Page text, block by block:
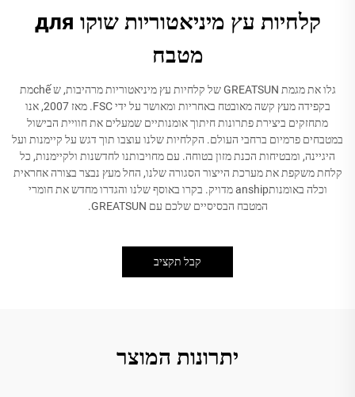
קלחיות עץ מיניאטוריות שוקו для
מטבח
גלו את מגמת GREATSUN של קלחיות עץ מיניאטוריות מרהיבות, ש chếמת
בקפידה מעץ קשה מאובטח באחריות ומאושר על ידי FSC. מאז 2007, אנו
מתחזקים ביצירת פתרונות חיתוך אומנותיים שמעלים את חוויית הבישול
במטבחים פרמיום ברחבי העולם. הקלחיות שלנו עוצבו תוך דגש על קיימנות ועל
היגיינה, ומבטיחות הכנת מזון בטוחה. עם מחויבותנו לחדשנות ולקיימנות, כל
קלחת משקפת את מערכת הייצור הסגורה שלנו, החל מעץ נבצר בצורה אחראית
וכלה באומנותanship מדויק. בקרו באוסף שלנו והגדרו מחדש את חומרי
המטבח הבסיסיים שלכם עם GREATSUN.
קבל תקציב
יתרונות המוצר